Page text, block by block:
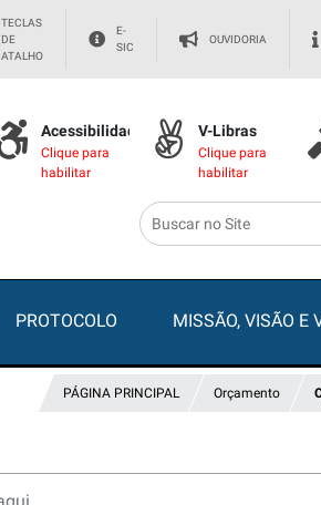
TECLAS
DE
ATALHO
E-
SIC
OUVIDORIA
Acessibilidade
Clique para
habilitar
V-Libras
Clique para
habilitar
PROTOCOLO MISSÃO, VISÃO E
PÁGINA PRINCIPAL Orçamento